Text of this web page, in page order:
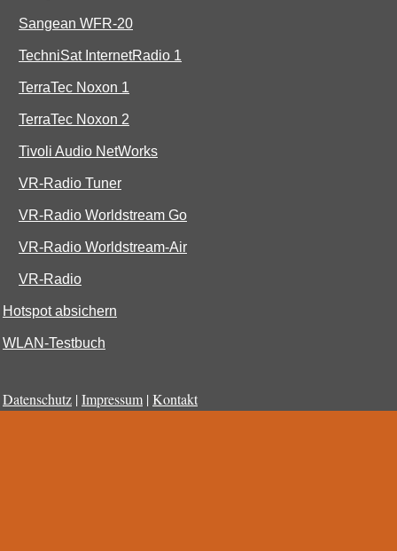
Sangean WFR-20
TechniSat InternetRadio 1
TerraTec Noxon 1
TerraTec Noxon 2
Tivoli Audio NetWorks
VR-Radio Tuner
VR-Radio Worldstream Go
VR-Radio Worldstream-Air
VR-Radio
Hotspot absichern
WLAN-Testbuch
Datenschutz | Impressum | Kontakt